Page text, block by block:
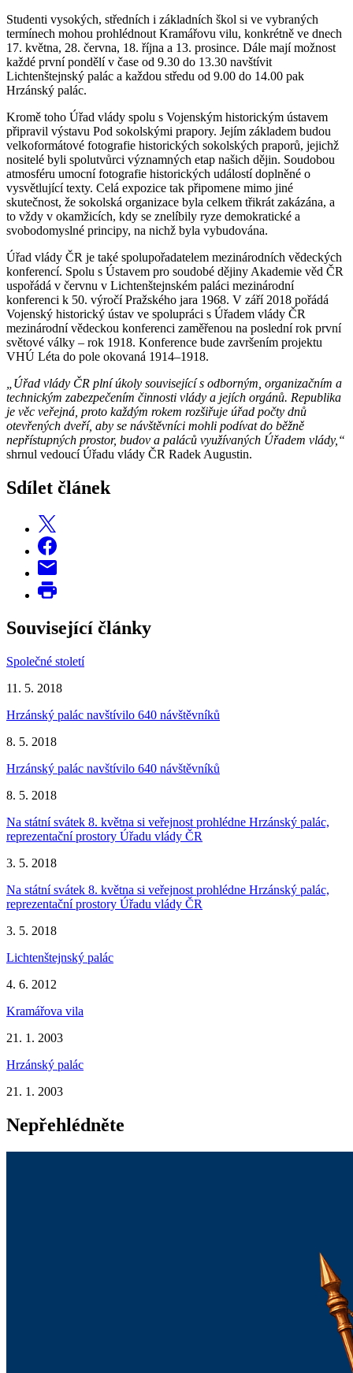
Studenti vysokých, středních i základních škol si ve vybraných
termínech mohou prohlédnout Kramářovu vilu, konkrétně ve dnech
17. května, 28. června, 18. října a 13. prosince. Dále mají možnost
každé první pondělí v čase od 9.30 do 13.30 navštívit
Lichtenštejnský palác a každou středu od 9.00 do 14.00 pak
Hrzánský palác.
Kromě toho Úřad vlády spolu s Vojenským historickým ústavem
připravil výstavu Pod sokolskými prapory. Jejím základem budou
velkoformátové fotografie historických sokolských praporů, jejichž
nositelé byli spolutvůrci významných etap našich dějin. Soudobou
atmosféru umocní fotografie historických událostí doplněné o
vysvětlující texty. Celá expozice tak připomene mimo jiné
skutečnost, že sokolská organizace byla celkem třikrát zakázána, a
to vždy v okamžicích, kdy se znelíbily ryze demokratické a
svobodomyslné principy, na nichž byla vybudována.
Úřad vlády ČR je také spolupořadatelem mezinárodních vědeckých
konferencí. Spolu s Ústavem pro soudobé dějiny Akademie věd ČR
uspořádá v červnu v Lichtenštejnském paláci mezinárodní
konferenci k 50. výročí Pražského jara 1968. V září 2018 pořádá
Vojenský historický ústav ve spolupráci s Úřadem vlády ČR
mezinárodní vědeckou konferenci zaměřenou na poslední rok první
světové války – rok 1918. Konference bude završením projektu
VHÚ Léta do pole okovaná 1914–1918.
„Úřad vlády ČR plní úkoly související s odborným, organizačním a
technickým zabezpečením činnosti vlády a jejích orgánů. Republika
je věc veřejná, proto každým rokem rozšiřuje úřad počty dnů
otevřených dveří, aby se návštěvníci mohli podívat do běžně
nepřístupných prostor, budov a paláců využívaných Úřadem vlády,“
shrnul vedoucí Úřadu vlády ČR Radek Augustin.
Sdílet článek
Související články
Společné století
11. 5. 2018
Hrzánský palác navštívilo 640 návštěvníků
8. 5. 2018
Hrzánský palác navštívilo 640 návštěvníků
8. 5. 2018
Na státní svátek 8. května si veřejnost prohlédne Hrzánský palác,
reprezentační prostory Úřadu vlády ČR
3. 5. 2018
Na státní svátek 8. května si veřejnost prohlédne Hrzánský palác,
reprezentační prostory Úřadu vlády ČR
3. 5. 2018
Lichtenštejnský palác
4. 6. 2012
Kramářova vila
21. 1. 2003
Hrzánský palác
21. 1. 2003
Nepřehlédněte